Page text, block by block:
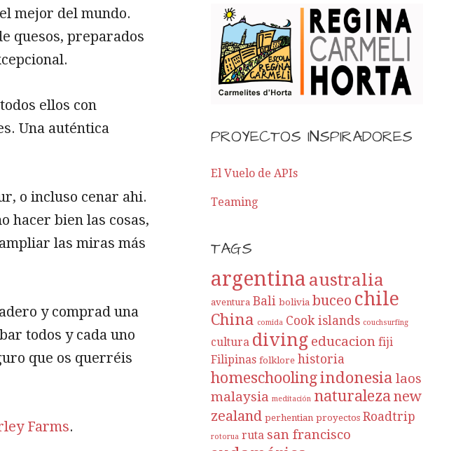
mejor del mundo.
quesos, preparados
ellos con
Una auténtica
o incluso cenar ahi.
hacer bien las cosas,
las miras más
y comprad una
todos y cada uno
que os querréis
Farms.
PROYECTOS INSPIRADORES
El Vuelo de APIs
Teaming
TAGS
argentina australia
aventura Bali bolivia buceo chile
China comida Cook islands couchsurfing
cultura diving educacion fiji
Filipinas folklore historia
homeschoolingindonesia laos
malaysia meditación naturalezanew
zealand perhentian proyectos Roadtrip
rotorua ruta san francisco